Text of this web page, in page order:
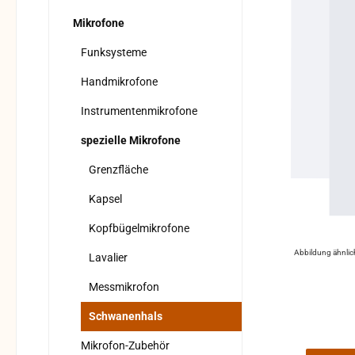
Mikrofone
Funksysteme
Handmikrofone
Instrumentenmikrofone
spezielle Mikrofone
Grenzfläche
Kapsel
Kopfbügelmikrofone
Lavalier
Messmikrofon
Schwanenhals
Mikrofon-Zubehör
Abbildung